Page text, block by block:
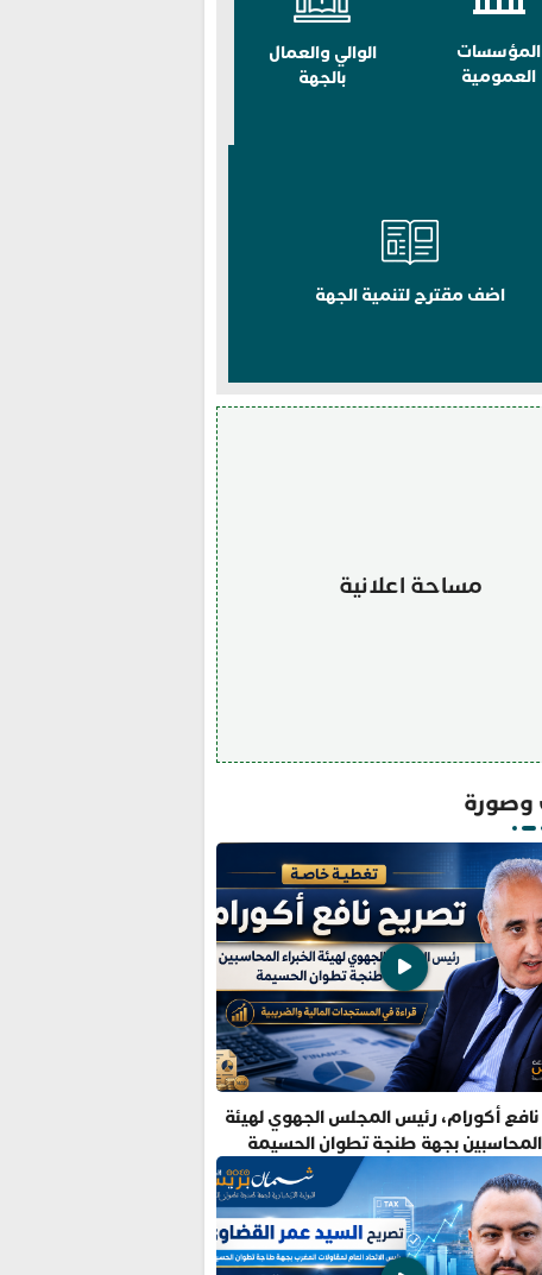
المؤسسات
العمومية
الوالي والعمال
بالجهة
اضف مقترح لتنمية الجهة
مساحة اعلانية
أكورام، رئيس المجلس الجهوي لهيئة
المحاسبين بجهة طنجة تطوان الحسيمة